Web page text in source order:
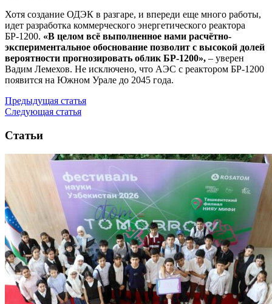
Хотя создание ОДЭК в разгаре, и впереди еще много работы,
идет разработка коммерческого энергетического реактора
БР-1200. «В целом всё выполненное нами расчётно-
экспериментальное обоснование позволит с высокой долей
вероятности прогнозировать облик БР-1200», – уверен
Вадим Лемехов. Не исключено, что АЭС с реактором БР-1200
появится на Южном Урале до 2045 года.
Предыдущая статья
Следующая статья
Статьи